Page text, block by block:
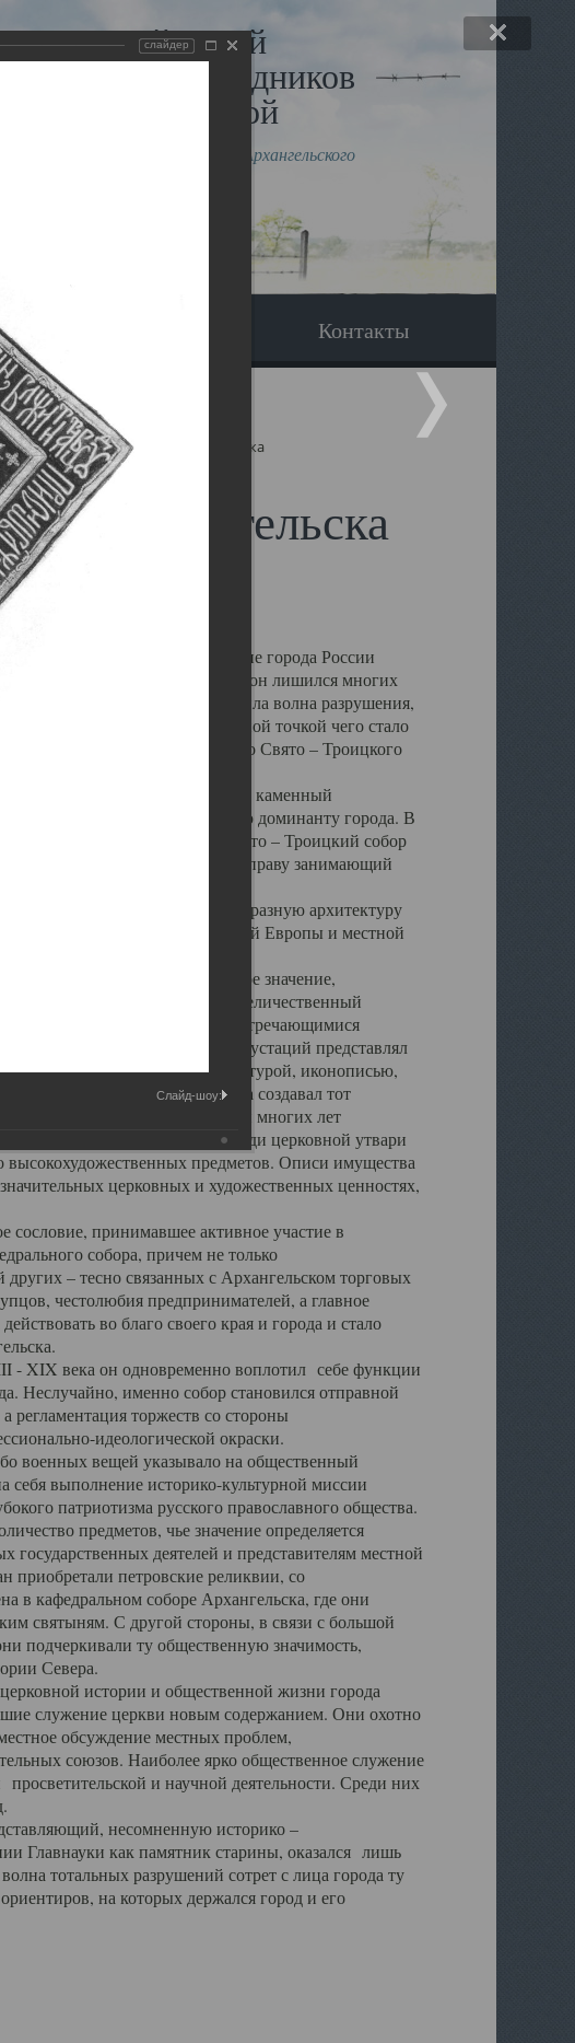
музей
и исповедников
Архангельской
благословлению митрополита Архангельского
Контакты
Свято-Троицкий собор Архангельска
Архангельска
мере, чем другие губернские города России
в результате которых он лишился многих
старому Архангельску ударила волна разрушения,
в конце 20 –х годов. Отправной точкой чего стало
- ансамбля кафедрального Свято – Троицкого
величественный каменный
и градостроительную доминанту города. В
Вплоть до разрушения Свято – Троицкий собор
строений Архангельска, по праву занимающий
в себе яркую и своеобразную архитектуру
течениями России, Западной Европы и местной
оправдывали его кафедральное значение,
построек города. Обширный и величественный
с единственными нигде не встречающимися
резных, символических инкрустаций представлял
же с живописью, скульптурой, иконописью,
интерьер Троицкого храма создавал тот
собора, на протяжении многих лет
ризнице, библиотеке, среди церковной утвари
высокохудожественных предметов. Описи имущества
церковных и художественных ценностях,
сословие, принимавшее активное участие в
собора, причем не только
других – тесно связанных с Архангельском торговых
честолюбия предпринимателей, а главное
во благо своего края и города и стало
века он одновременно воплотил себе функции
Неслучайно, именно собор становился отправной
регламентация торжеств со стороны
идеологической окраски.
вещей указывало на общественный
себя выполнение историко-культурной миссии
патриотизма русского православного общества.
предметов, чье значение определяется
деятелей и представителям местной
приобретали петровские реликвии, со
в кафедральном соборе Архангельска, где они
святыням. С другой стороны, в связи с большой
подчеркивали ту общественную значимость,
Севера.
истории и общественной жизни города
служение церкви новым содержанием. Они охотно
обсуждение местных проблем,
союзов. Наиболее ярко общественное служение
и научной деятельности. Среди них
несомненную историко –
Главнауки как памятник старины, оказался лишь
тотальных разрушений сотрет с лица города ту
на которых держался город и его
слайдер
Слайд-шоу: